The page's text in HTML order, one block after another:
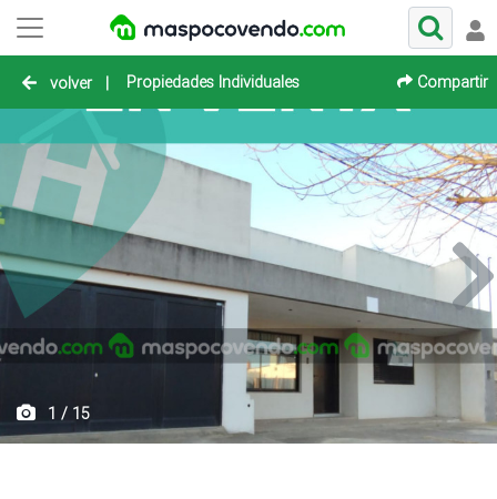
volver | Propiedades Individuales Compartir
1 / 15